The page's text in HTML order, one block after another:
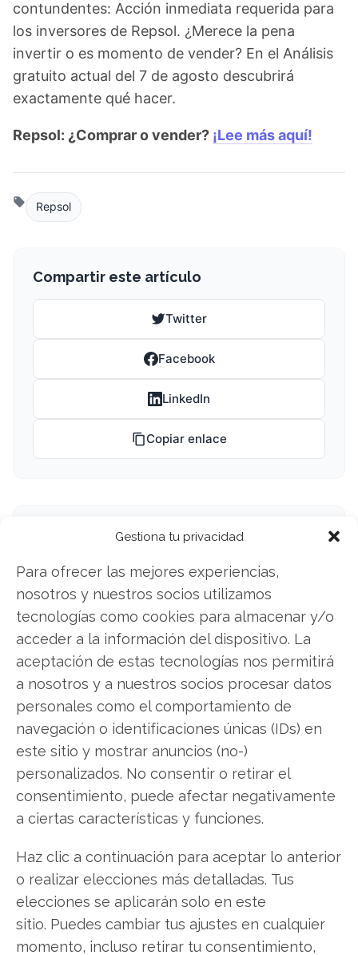
Gestiona tu privacidad
Para ofrecer las mejores experiencias,
nosotros y nuestros socios utilizamos
tecnologías como cookies para almacenar y/o
acceder a la información del dispositivo. La
aceptación de estas tecnologías nos permitirá
a nosotros y a nuestros socios procesar datos
personales como el comportamiento de
navegación o identificaciones únicas (IDs) en
este sitio y mostrar anuncios (no-)
personalizados. No consentir o retirar el
consentimiento, puede afectar negativamente
a ciertas características y funciones.
Haz clic a continuación para aceptar lo anterior
o realizar elecciones más detalladas. Tus
elecciones se aplicarán solo en este
sitio. Puedes cambiar tus ajustes en cualquier
momento, incluso retirar tu consentimiento,
contundentes: Acción inmediata requerida para
los inversores de Repsol. ¿Merece la pena
invertir o es momento de vender? En el Análisis
gratuito actual del 7 de agosto descubrirá
exactamente qué hacer.
Repsol: ¿Comprar o vender? ¡Lee más aquí!
Repsol
Compartir este artículo
Twitter
Facebook
LinkedIn
Copiar enlace
SOBRE EL AUTOR
Laura Fernández Silva
Analista tecnológica enfocada en innovación digital,
comercio electrónico y aplicaciones móviles.
Colaboradora habitual en medios especializados
del sector tech.
Ver todos los artículos →